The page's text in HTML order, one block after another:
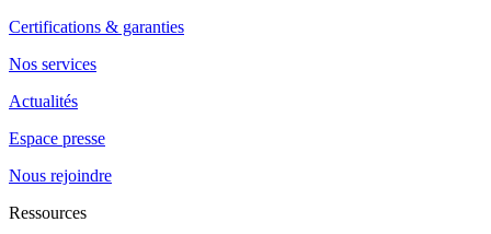
Certifications & garanties
Nos services
Actualités
Espace presse
Nous rejoindre
Ressources